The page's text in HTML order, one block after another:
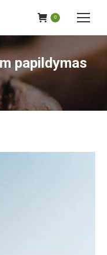
0
papildymas